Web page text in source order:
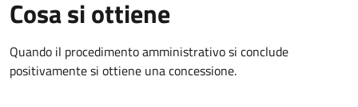
Cosa si ottiene
Quando il procedimento amministrativo si conclude
positivamente si ottiene una concessione.